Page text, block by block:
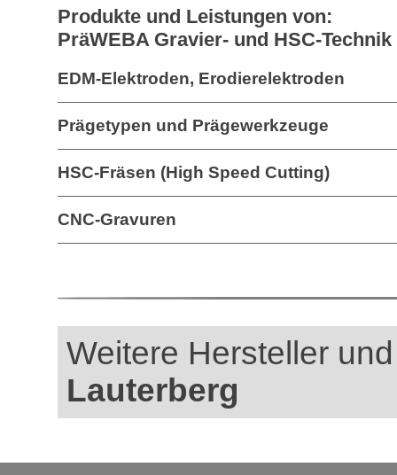
Produkte und Leistungen von:
PräWEBA Gravier- und HSC-Technik
EDM-Elektroden, Erodierelektroden
Prägetypen und Prägewerkzeuge
HSC-Fräsen (High Speed Cutting)
CNC-Gravuren
Weitere Hersteller
Lauterberg